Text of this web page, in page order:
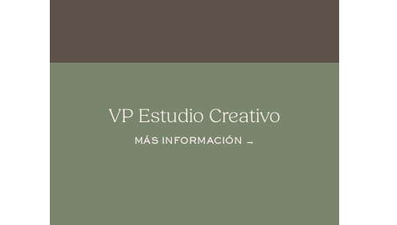
VP Estudio Creativo
MÁS INFORMACIÓN →